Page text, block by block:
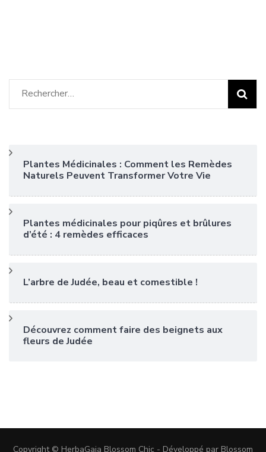
Rechercher :
Plantes Médicinales : Comment les Remèdes
Naturels Peuvent Transformer Votre Vie
Plantes médicinales pour piqûres et brûlures
d’été : 4 remèdes efficaces
L’arbre de Judée, beau et comestible !
Découvrez comment faire des beignets aux
fleurs de Judée
Copyright © HerbaGaia Blossom Chic - Développé par Blossom